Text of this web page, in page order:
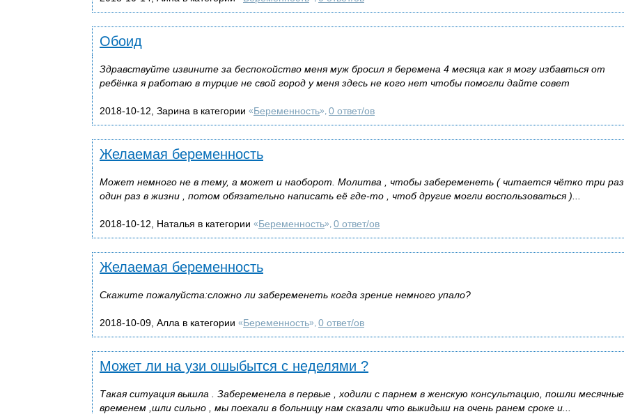
Обоид
Здравствуйте извините за беспокойство меня муж бросил я беремена 4 месяца как я могу избавться от
ребёнка я работаю в турцие не свой город у меня здесь не кого нет чтобы помогли дайте совет
2018-10-12, Зарина в категории «Беременность», 0 ответ/ов
Желаемая беременность
Может немного не в тему, а может и наоборот. Молитва , чтобы забеременеть ( читается чётко три
один раз в жизни , потом обязательно написать её где-то , чтоб другие могли воспользоваться )...
2018-10-12, Наталья в категории «Беременность», 0 ответ/ов
Желаемая беременность
Скажите пожалуйста:сложно ли забеременеть когда зрение немного упало?
2018-10-09, Алла в категории «Беременность», 0 ответ/ов
Может ли на узи ошыбытся с неделями ?
Такая ситуация вышла . Забеременела в первые , ходили с парнем в женскую консультацию, пошли
временем ,шли сильно , мы поехали в больницу нам сказали что выкидыш на очень ранем сроке и...